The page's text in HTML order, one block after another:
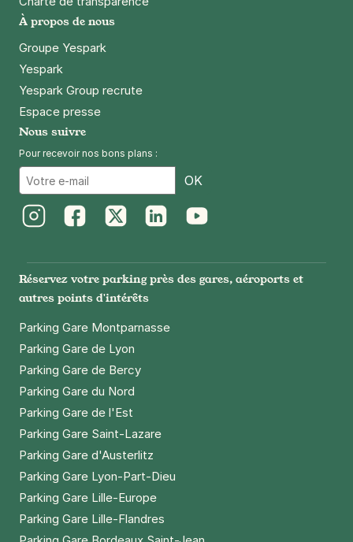
Réserver
+ Abonnements disponibles
4,3(31 avis)
29 € /jour,89 €/semaine (tarifs dégressifs)
Réserver
À propos de nous
Groupe Yespark
Yespark
Yespark Group recrute
Espace presse
Nous suivre
Pour recevoir nos bons plans :
OK
Réservez votre parking près des gares, aéroports et
autres points d'intérêts
Parking Gare Montparnasse
Parking Gare de Lyon
Parking Gare de Bercy
Parking Gare du Nord
Parking Gare de l'Est
Parking Gare Saint-Lazare
Parking Gare d'Austerlitz
Parking Gare Lyon-Part-Dieu
Parking Gare Lille-Europe
Parking Gare Lille-Flandres